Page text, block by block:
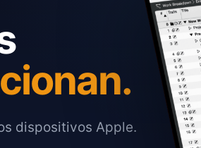
dispositivos Apple.